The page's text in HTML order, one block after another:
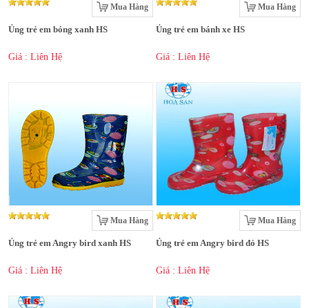
Mua Hàng
Ủng trẻ em bóng xanh HS
Giá : Liên Hệ
Mua Hàng
Ủng trẻ em bánh xe HS
Giá : Liên Hệ
Mua Hàng
Ủng trẻ em Angry bird xanh HS
Giá : Liên Hệ
Mua Hàng
Ủng trẻ em Angry bird đỏ HS
Giá : Liên Hệ